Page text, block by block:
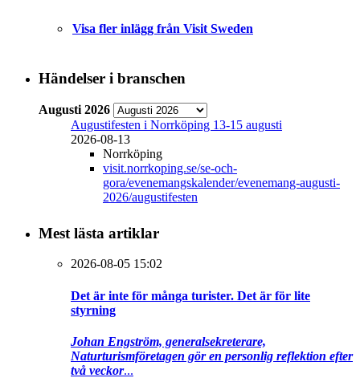
Visa fler inlägg från Visit Sweden
Händelser i branschen
Augusti 2026
Augustifesten i Norrköping 13-15 augusti
2026-08-13
Norrköping
visit.norrkoping.se/se-och-
gora/evenemangskalender/evenemang-augusti-
2026/augustifesten
Mest lästa artiklar
2026-08-05 15:02
Det är inte för många turister. Det är för lite
styrning
Johan Engström, generalsekreterare,
Naturturismföretagen gör en personlig reflektion efter
två veckor...